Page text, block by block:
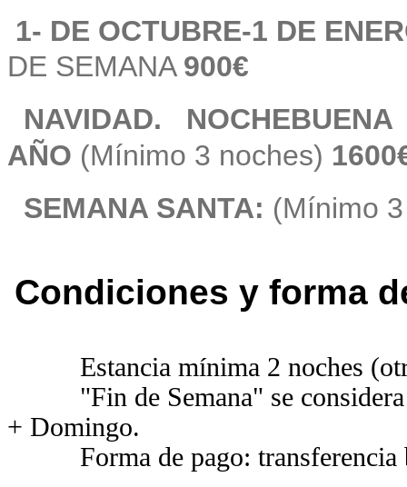
1- DE OCTUBRE-1 DE
DE SEMANA 900€
NAVIDAD. NOCHEBUENA
AÑO (Mínimo 3 noches) 160
SEMANA SANTA: (Mínimo
Condiciones y forma
Estancia mínima 2 noches
"Fin de Semana" se considera
+ Domingo.
Forma de pago: transferencia